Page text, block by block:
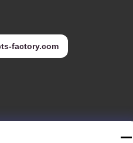
factory.com
नानचेंग स्ट्रीट, डोंगगुआन चीन